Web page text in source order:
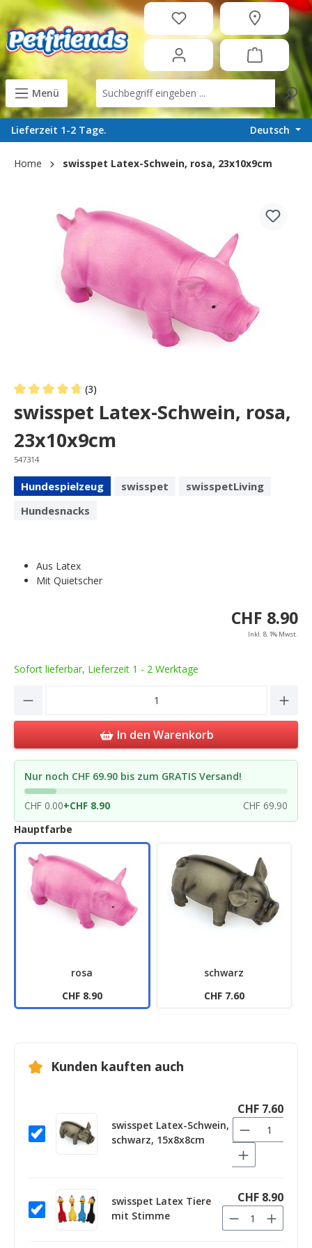
content
Menü
Lieferzeit 1-2 Tage. Deutsch
Home swisspet Latex-Schwein, rosa, 23x10x9cm
Average rating of 4.6 out of 5 stars
(3)
swisspet Latex-Schwein, rosa,
23x10x9cm
547314
Hundespielzeug swisspet
swisspetLiving
Hundesnacks
Aus Latex
Mit Quietscher
CHF 8.90
Inkl. 8.1% Mwst.
Sofort lieferbar, Lieferzeit 1 - 2 Werktage
Product Quantity: Enter the desired
In den Warenkorb
Nur noch CHF 69.90 bis zum GRATIS Versand!
CHF 0.00+CHF 8.90
CHF 69.90
Hauptfarbe
rosa
CHF 8.90
schwarz
CHF 7.60
Kunden kauften auch
swisspet Latex-Schwein,
schwarz, 15x8x8cm
CHF 7.60
swisspet Latex Tiere
mit Stimme
CHF 8.90